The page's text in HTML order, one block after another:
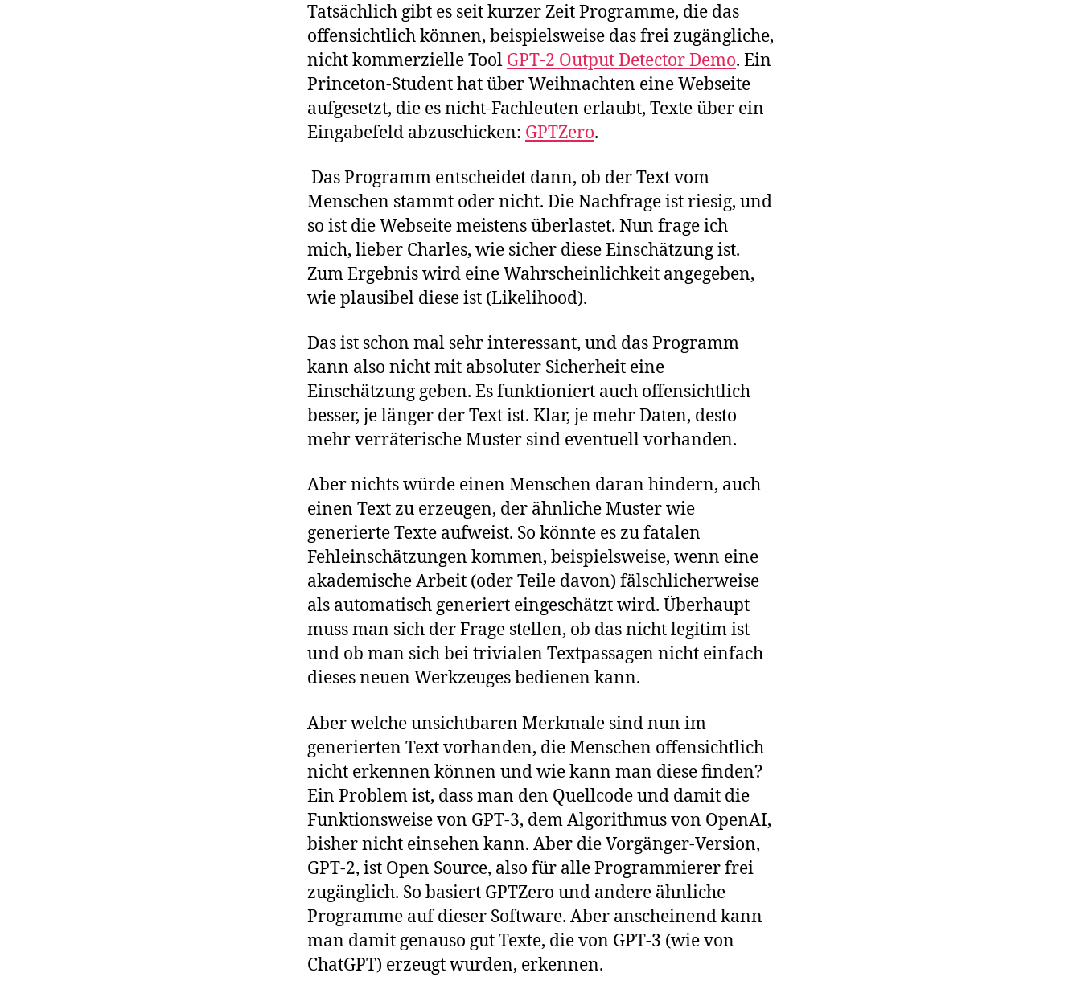
Tatsächlich gibt es seit kurzer Zeit Programme, die das
offensichtlich können, beispielsweise das frei zugängliche,
nicht kommerzielle Tool GPT-2 Output Detector Demo. Ein
Princeton-Student hat über Weihnachten eine Webseite
aufgesetzt, die es nicht-Fachleuten erlaubt, Texte über ein
Eingabefeld abzuschicken: GPTZero.
Das Programm entscheidet dann, ob der Text vom
Menschen stammt oder nicht. Die Nachfrage ist riesig, und
so ist die Webseite meistens überlastet. Nun frage ich
mich, lieber Charles, wie sicher diese Einschätzung ist.
Zum Ergebnis wird eine Wahrscheinlichkeit angegeben,
wie plausibel diese ist (Likelihood).
Das ist schon mal sehr interessant, und das Programm
kann also nicht mit absoluter Sicherheit eine
Einschätzung geben. Es funktioniert auch offensichtlich
besser, je länger der Text ist. Klar, je mehr Daten, desto
mehr verräterische Muster sind eventuell vorhanden.
Aber nichts würde einen Menschen daran hindern, auch
einen Text zu erzeugen, der ähnliche Muster wie
generierte Texte aufweist. So könnte es zu fatalen
Fehleinschätzungen kommen, beispielsweise, wenn eine
akademische Arbeit (oder Teile davon) fälschlicherweise
als automatisch generiert eingeschätzt wird. Überhaupt
muss man sich der Frage stellen, ob das nicht legitim ist
und ob man sich bei trivialen Textpassagen nicht einfach
dieses neuen Werkzeuges bedienen kann.
Aber welche unsichtbaren Merkmale sind nun im
generierten Text vorhanden, die Menschen offensichtlich
nicht erkennen können und wie kann man diese finden?
Ein Problem ist, dass man den Quellcode und damit die
Funktionsweise von GPT-3, dem Algorithmus von OpenAI,
bisher nicht einsehen kann. Aber die Vorgänger-Version,
GPT-2, ist Open Source, also für alle Programmierer frei
zugänglich. So basiert GPTZero und andere ähnliche
Programme auf dieser Software. Aber anscheinend kann
man damit genauso gut Texte, die von GPT-3 (wie von
ChatGPT) erzeugt wurden, erkennen.